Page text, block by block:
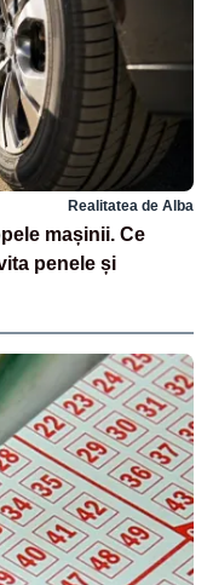
Realitatea de Alba
mașinii. Ce
penele și